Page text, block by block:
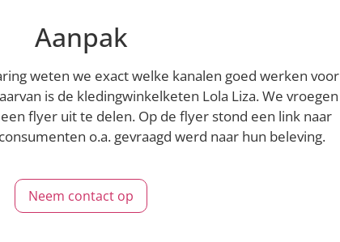
Aanpak
weten we exact welke kanalen goed werken voor
is de kledingwinkelketen Lola Liza. We vroegen
flyer uit te delen. Op de flyer stond een link naar
o.a. gevraagd werd naar hun beleving.
Neem contact op